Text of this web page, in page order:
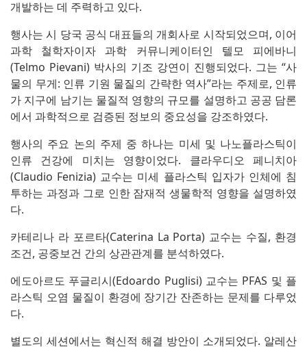
개발하는 데 주력하고 있다.
행사는 시 당국 공식 대표들의 개회사로 시작되었으며, 이어
과학 철학자이자 과학 커뮤니케이터인 텔모 피에바니
(Telmo Pievani) 박사의 기조 강연이 진행되었다. 그는 “사
물의 무게: 인류 기원 물질의 간략한 역사”라는 주제로, 인류
가 지구에 남기는 물질적 영향의 규모를 설명하고 공공 담론
에서 과학적으로 검증된 정보의 중요성을 강조하였다.
행사의 주요 논의 주제 중 하나는 미세 및 나노플라스틱이
인류 건강에 미치는 영향이었다. 클라우디오 페니치아
(Claudio Fenizia) 교수는 미세 플라스틱 입자가 인체에 침
투하는 과정과 그로 인한 잠재적 생물학적 영향을 설명하였
다.
카테리나 라 포르타(Caterina La Porta) 교수는 수질, 환경
조건, 공중보건 간의 상관관계를 분석하였다.
에도아르도 푸글리시(Edoardo Puglisi) 교수는 PFAS 및 플
라스틱 오염 물질이 환경에 장기간 잔존하는 문제를 다루었
다.
별도의 세션에서는 혁신적 해결 방안이 소개되었다. 알레산